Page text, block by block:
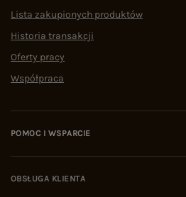
Lista zakupionych produktów
Historia transakcji
Oferty pracy
Współpraca
POMOC I WSPARCIE
OBSŁUGA KLIENTA